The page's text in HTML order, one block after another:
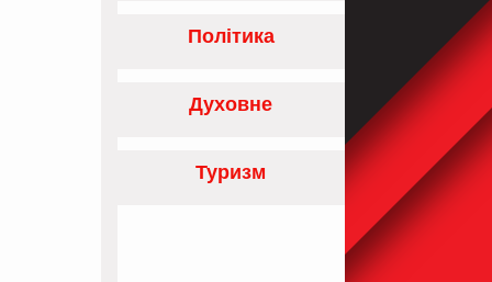
Політика
Духовне
Туризм